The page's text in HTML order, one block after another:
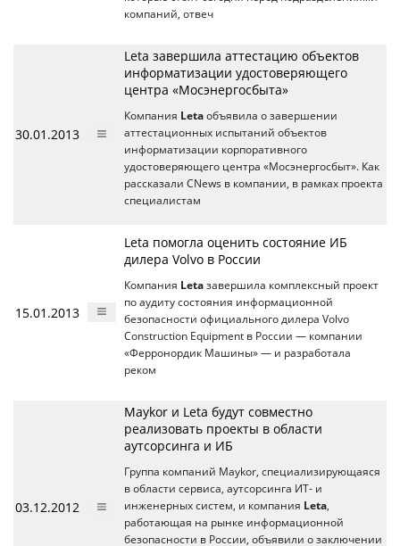
компаний, отвеч
30.01.2013
Leta завершила аттестацию объектов
информатизации удостоверяющего
центра «Мосэнергосбыта»
Компания Leta объявила о завершении
аттестационных испытаний объектов
информатизации корпоративного
удостоверяющего центра «Мосэнергосбыт». Как
рассказали CNews в компании, в рамках проекта
специалистам
15.01.2013
Leta помогла оценить состояние ИБ
дилера Volvo в России
Компания Leta завершила комплексный проект
по аудиту состояния информационной
безопасности официального дилера Volvo
Construction Equipment в России — компании
«Ферронордик Машины» — и разработала
реком
03.12.2012
Maykor и Leta будут совместно
реализовать проекты в области
аутсорсинга и ИБ
Группа компаний Maykor, специализирующаяся
в области сервиса, аутсорсинга ИТ- и
инженерных систем, и компания Leta,
работающая на рынке информационной
безопасности в России, объявили о заключении